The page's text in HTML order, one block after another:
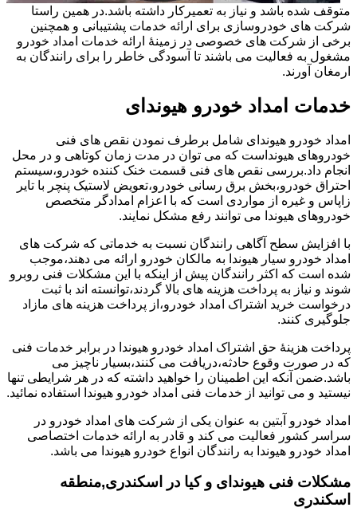
متوقف شده باشد و نیاز به تعمیرکار داشته باشد.در همین راستا
شرکت های خودروسازی برای ارائه خدمات پشتیبانی و همچنین
برخی از شرکت های خصوصی در زمینۀ ارائه خدمات امداد خودرو
مشغول به فعالیت می باشند تا آسودگی خاطر را برای رانندگان به
ارمغان آورند.
خدمات امداد خودرو هیوندای
امداد خودرو هیوندای شامل برطرف نمودن نقص های فنی
خودروهای هیونداست که می توان در مدت زمان کوتاهی و در محل
انجام داد.بررسی نقص های فنی قسمت خنک کننده خودرو،سیستم
احتراق خودرو،بخش برق رسانی خودرو،تعویض لاستیک پنچر با تایر
زاپاس و غیره از مواردی است که با اعزام امدادگر متخصص
خودروهای هیوندا می توانند رفع مشکل نمایند.
با افزایش سطح آگاهی رانندگان نسبت به خدماتی که شرکت های
امداد خودرو سیار هیوندا به مالکان خودرو ارائه می دهند،موجب
شده است که اکثر رانندگان پیش از اینکه با این مشکلات فنی روبرو
شوند و نیاز به پرداخت هزینه های بالا گردند،توانسته اند با ثبت
درخواست خرید اشتراک امداد خودرو،از پرداخت هزینه های مازاد
جلوگیری کنند.
پرداخت هزینۀ حق اشتراک امداد خودرو هیوندا در برابر خدمات فنی
که در صورت وقوع حادثه،دریافت می کنند،بسیار ناچیز می
باشد.ضمن آنکه این اطمینان را خواهید داشته که در هر شرایطی تنها
نیستید و می توانید از خدمات فنی امداد خودرو هیوندا استفاده نمائید.
امداد خودرو آبتین به عنوان یکی از شرکت های امداد خودرو در
سراسر کشور فعالیت می کند و قادر به ارائه خدمات اختصاصی
امداد خودرو هیوندا به رانندگان انواع خودرو هیوندا می باشد.
مشکلات فنی هیوندای و کیا در اسکندری,منطقه
اسکندری